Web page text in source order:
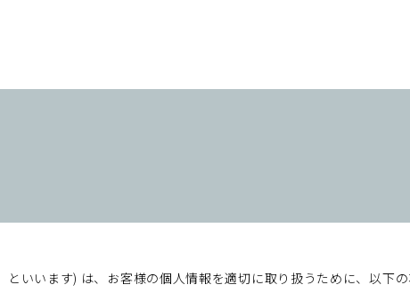
いいます) は、お客様の個人情報を適切に取り扱うために、以下